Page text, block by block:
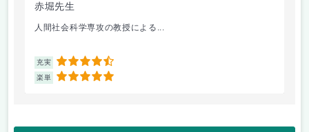
赤堀先生
人間社会科学専攻の教授による...
充実 4.5
楽単 5